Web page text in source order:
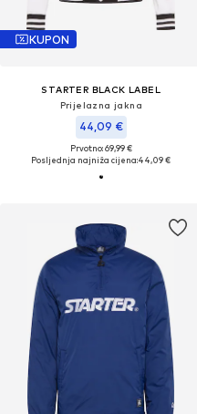
KUPON
STARTER BLACK LABEL
Prijelazna jakna
44,09 €
Prvotno: 69,99 €
Posljednja najniža cijena:44,09 €